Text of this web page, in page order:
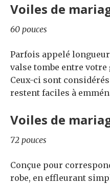
Voiles de
60 pouces
Parfois appelé
valse tombe entre
Ceux-ci sont
restent faciles à
Voiles de
72 pouces
Conçue pour
robe, en effleurant